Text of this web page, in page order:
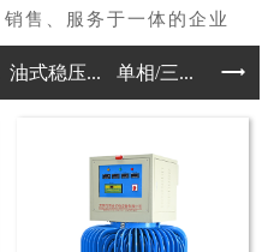
油式稳压... 单相/三... 三相/